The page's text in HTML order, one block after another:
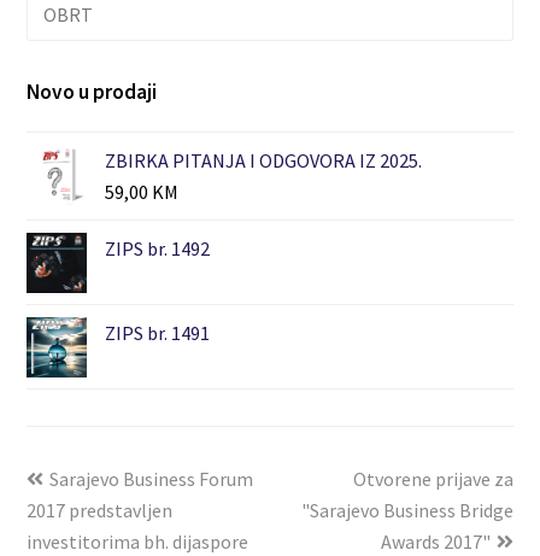
OBRT
Novo u prodaji
ZBIRKA PITANJA I ODGOVORA IZ 2025.
59,00 KM
ZIPS br. 1492
ZIPS br. 1491
Sarajevo Business Forum
2017 predstavljen
investitorima bh. dijaspore
Otvorene prijave za
"Sarajevo Business Bridge
Awards 2017"